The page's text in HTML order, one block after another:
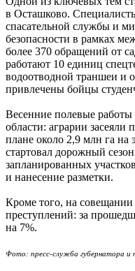
в Осташково.
спасательной службы и
безопасности в рамках
более 370 обращений от
работают 10 единиц
водоотводной траншеи и
привлечены бойцы
Весенние полевые работы
области: аграрии
плане около 2,9 млн га на
стартовал дорожный
запланированных
и нанесение разметки.
Кроме того, на
преступлений: за
на 7%.
Фото: пресс-служба губернатора и